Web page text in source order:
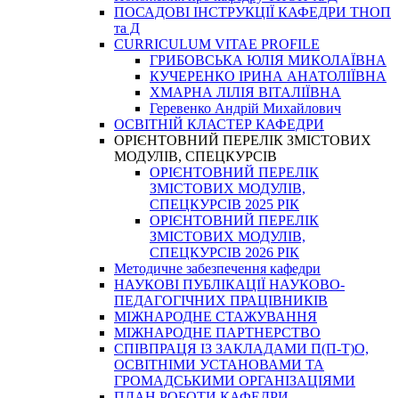
ПОСАДОВІ ІНСТРУКЦІЇ КАФЕДРИ ТНОП
та Д
CURRICULUM VITAE PROFILE
ГРИБОВСЬКА ЮЛІЯ МИКОЛАЇВНА
КУЧЕРЕНКО ІРИНА АНАТОЛІЇВНА
ХМАРНА ЛІЛІЯ ВІТАЛІЇВНА
Геревенко Андрій Михайлович
ОСВІТНІЙ КЛАСТЕР КАФЕДРИ
ОРІЄНТОВНИЙ ПЕРЕЛІК ЗМІСТОВИХ
МОДУЛІВ, СПЕЦКУРСІВ
ОРІЄНТОВНИЙ ПЕРЕЛІК
ЗМІСТОВИХ МОДУЛІВ,
СПЕЦКУРСІВ 2025 РІК
ОРІЄНТОВНИЙ ПЕРЕЛІК
ЗМІСТОВИХ МОДУЛІВ,
СПЕЦКУРСІВ 2026 РІК
Методичне забезпечення кафедри
НАУКОВІ ПУБЛІКАЦІЇ НАУКОВО-
ПЕДАГОГІЧНИХ ПРАЦІВНИКІВ
МІЖНАРОДНЕ СТАЖУВАННЯ
МІЖНАРОДНЕ ПАРТНЕРСТВО
СПІВПРАЦЯ ІЗ ЗАКЛАДАМИ П(П-Т)О,
ОСВІТНІМИ УСТАНОВАМИ ТА
ГРОМАДСЬКИМИ ОРГАНІЗАЦІЯМИ